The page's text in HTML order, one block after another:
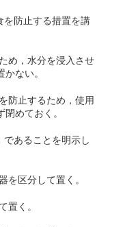
防止する措置を講
め，水分を浸入させ
ない。
防止するため，使用
めておく。
あることを明示し
を区分して置く。
置く。